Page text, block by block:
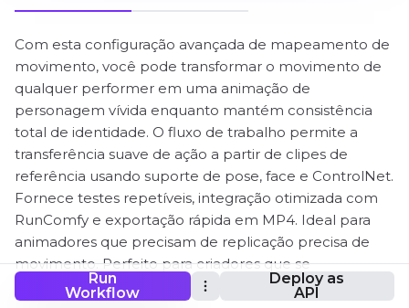
Run
Workflow
Deploy as
API
Com esta configuração avançada de mapeamento de
movimento, você pode transformar o movimento de
qualquer performer em uma animação de
personagem vívida enquanto mantém consistência
total de identidade. O fluxo de trabalho permite a
transferência suave de ação a partir de clipes de
referência usando suporte de pose, face e ControlNet.
Fornece testes repetíveis, integração otimizada com
RunComfy e exportação rápida em MP4. Ideal para
animadores que precisam de replicação precisa de
movimento. Perfeito para criadores que se
concentram em vídeos de transferência de